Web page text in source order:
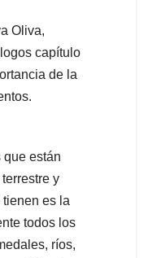
Oliva,
capítulo
de la
que están
y
es la
todos los
ríos,